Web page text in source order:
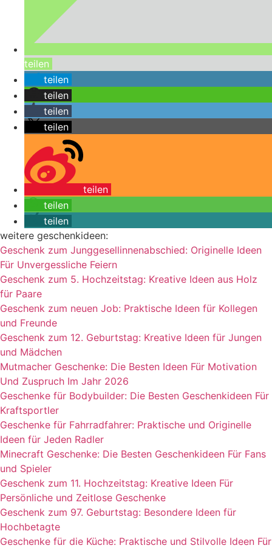
teilen
teilen
teilen
teilen
teilen
teilen
teilen
teilen
weitere geschenkideen:
Geschenk zum Junggesellinnenabschied: Originelle Ideen
Für Unvergessliche Feiern
Geschenk zum 5. Hochzeitstag: Kreative Ideen aus Holz
für Paare
Geschenk zum neuen Job: Praktische Ideen für Kollegen
und Freunde
Geschenk zum 12. Geburtstag: Kreative Ideen für Jungen
und Mädchen
Mutmacher Geschenke: Die Besten Ideen Für Motivation
Und Zuspruch Im Jahr 2026
Geschenke für Bodybuilder: Die Besten Geschenkideen Für
Kraftsportler
Geschenke für Fahrradfahrer: Praktische und Originelle
Ideen für Jeden Radler
Minecraft Geschenke: Die Besten Geschenkideen Für Fans
und Spieler
Geschenk zum 11. Hochzeitstag: Kreative Ideen Für
Persönliche und Zeitlose Geschenke
Geschenk zum 97. Geburtstag: Besondere Ideen für
Hochbetagte
Geschenke für die Küche: Praktische und Stilvolle Ideen Für